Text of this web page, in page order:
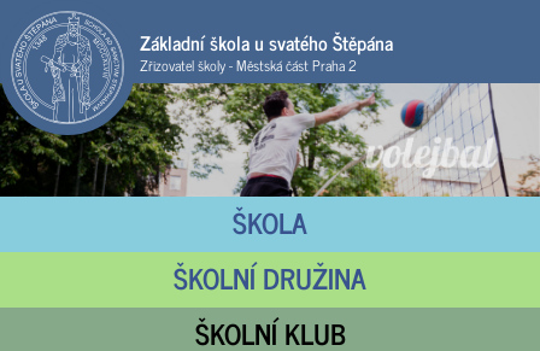
Základní škola u svatého Štěpána
Zřizovatel školy - Městská část Praha 2
ŠKOLA
ŠKOLNÍ DRUŽINA
ŠKOLNÍ KLUB